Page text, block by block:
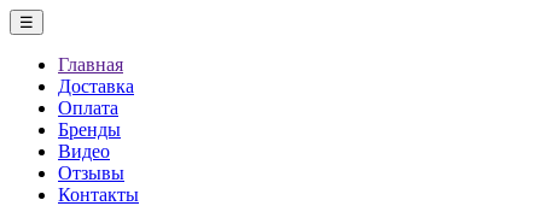
☰
Главная
Доставка
Оплата
Бренды
Видео
Отзывы
Контакты